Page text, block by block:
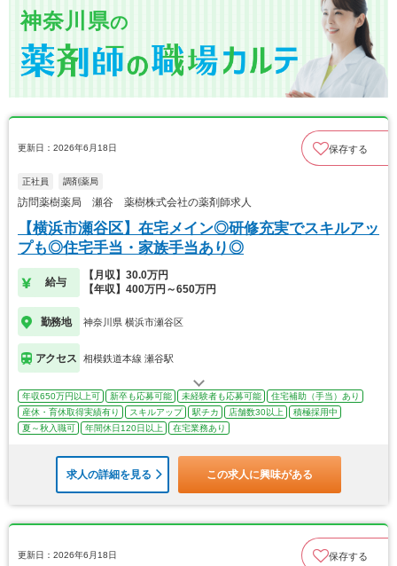
神奈川県の
更新日：2026年6月18日 保存する
正社員 調剤薬局
訪問薬樹薬局 瀬谷 薬樹株式会社の薬剤師求人
【横浜市瀬谷区】在宅メイン◎研修充実でスキルアッ
プも◎住宅手当・家族手当あり◎
給与
【月収】30.0万円
【年収】400万円～650万円
勤務地 神奈川県 横浜市瀬谷区
アクセス 相模鉄道本線 瀬谷駅
年収650万円以上可 新卒も応募可能 未経験者も応募可能
住宅補助（手当）あり
産休・育休取得実績有り
スキルアップ 駅チカ 店舗数30以上
積極採用中
夏～秋入職可
年間休日120日以上 在宅業務あり
求人の詳細を見る この求人に興味がある
更新日：2026年6月18日 保存する